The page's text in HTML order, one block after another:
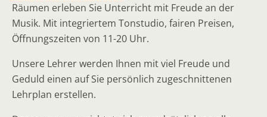
Räumen erleben Sie Unterricht mit Freude an der
Musik. Mit integriertem Tonstudio, fairen Preisen,
Öffnungszeiten von 11-20 Uhr.
Unsere Lehrer werden Ihnen mit viel Freude und
Geduld einen auf Sie persönlich zugeschnittenen
Lehrplan erstellen.